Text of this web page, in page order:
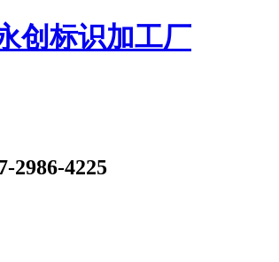
2986-4225